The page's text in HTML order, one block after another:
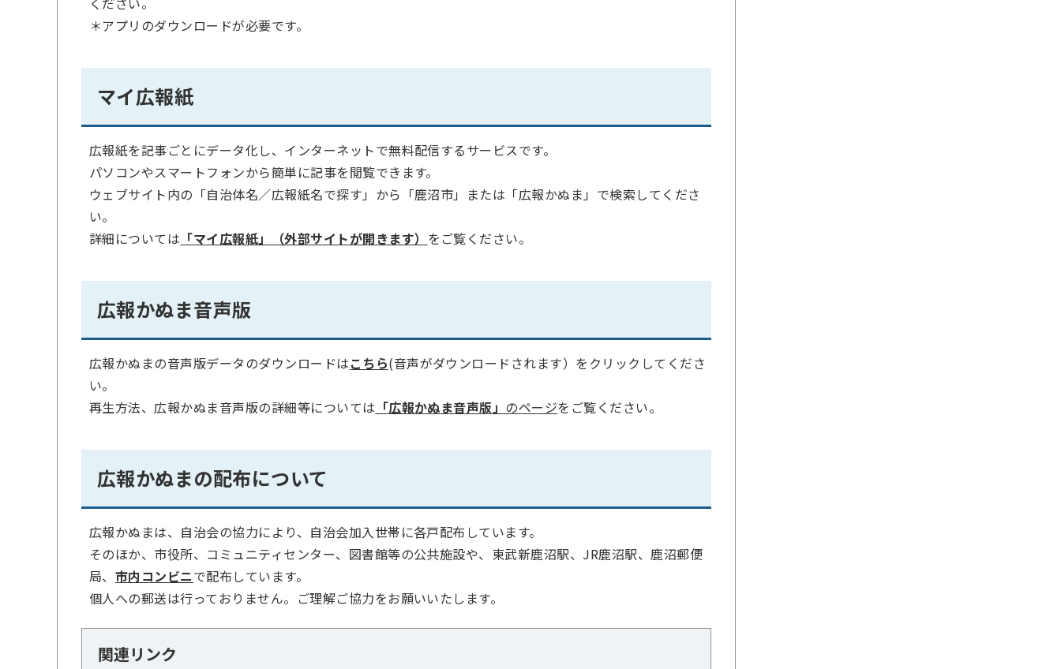
＊アプリのダウンロードが必要です。
マイ広報紙
広報紙を記事ごとにデータ化し、インターネットで無料配信するサービスです。
パソコンやスマートフォンから簡単に記事を閲覧できます。
ウェブサイト内の「自治体名／広報紙名で探す」から「鹿沼市」または「広報かぬま」で検索してくださ
い。
詳細については 「マイ広報紙」（外部サイトが開きます） をご覧ください。
広報かぬま音声版
広報かぬまの音声版データのダウンロードはこちら(音声がダウンロードされます）をクリックしてくださ
い。
再生方法、広報かぬま音声版の詳細等については 「広報かぬま音声版」 のページをご覧ください。
広報かぬまの配布について
広報かぬまは、自治会の協力により、自治会加入世帯に各戸配布しています。
そのほか、市役所、コミュニティセンター、図書館等の公共施設や、東武新鹿沼駅、JR鹿沼駅、鹿沼郵便
局、 市内コンビニで配布しています。
個人への郵送は行っておりません。ご理解ご協力をお願いいたします。
関連リンク